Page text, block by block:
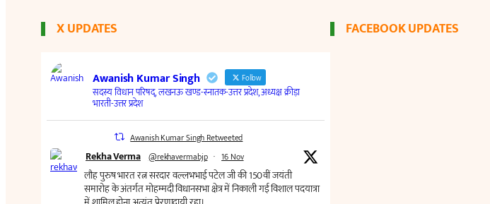
X UPDATES FACEBOOK UPDATES